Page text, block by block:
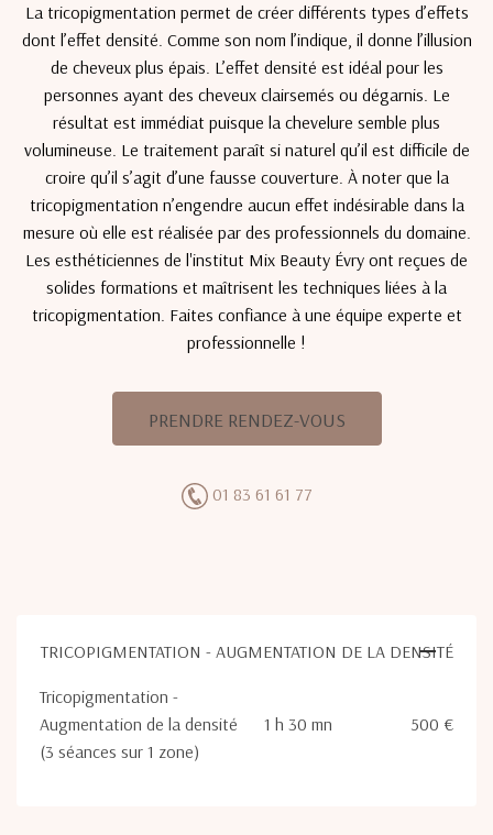
La tricopigmentation permet de créer différents types d’effets
dont l’effet densité. Comme son nom l’indique, il donne l’illusion
de cheveux plus épais. L’effet densité est idéal pour les
personnes ayant des cheveux clairsemés ou dégarnis. Le
résultat est immédiat puisque la chevelure semble plus
volumineuse. Le traitement paraît si naturel qu’il est difficile de
croire qu’il s’agit d’une fausse couverture. À noter que la
tricopigmentation n’engendre aucun effet indésirable dans la
mesure où elle est réalisée par des professionnels du domaine.
Les esthéticiennes de l'institut Mix Beauty Évry ont reçues de
solides formations et maîtrisent les techniques liées à la
tricopigmentation. Faites confiance à une équipe experte et
professionnelle !
PRENDRE RENDEZ-VOUS
01 83 61 61 77
TRICOPIGMENTATION - AUGMENTATION DE LA DENSITÉ
Tricopigmentation -
Augmentation de la densité
(3 séances sur 1 zone)
1 h 30 mn 500 €